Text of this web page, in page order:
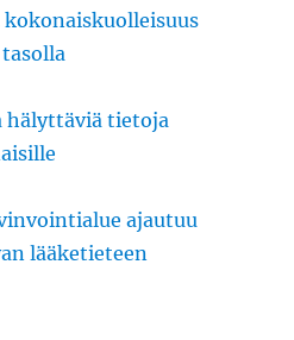
hälyttäviä tietoja
ajautuu
lääketieteen